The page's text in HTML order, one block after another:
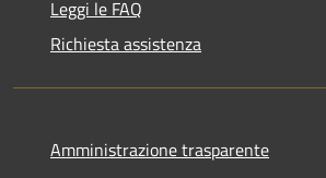
Leggi le FAQ
Richiesta assistenza
Amministrazione trasparente